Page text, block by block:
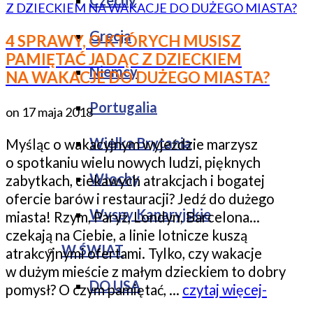
Grecja
Niemcy
Portugalia
Wielka Brytania
Włochy
Wyspy Kanaryjskie
W ŚWIAT
DO USA
4 SPRAWY, O KTÓRYCH MUSISZ
PAMIĘTAĆ JADĄC Z DZIECKIEM
NA WAKACJE DO DUŻEGO MIASTA?
on 17 maja 2018
Myśląc o wakacyjnym wyjeździe marzysz
o spotkaniu wielu nowych ludzi, pięknych
zabytkach, ciekawych atrakcjach i bogatej
ofercie barów i restauracji? Jedź do dużego
miasta! Rzym, Paryż, Londyn, Barcelona…
czekają na Ciebie, a linie lotnicze kuszą
atrakcyjnymi ofertami. Tylko, czy wakacje
w dużym mieście z małym dzieckiem to dobry
pomysł? O czym pamiętać, … czytaj więcej-